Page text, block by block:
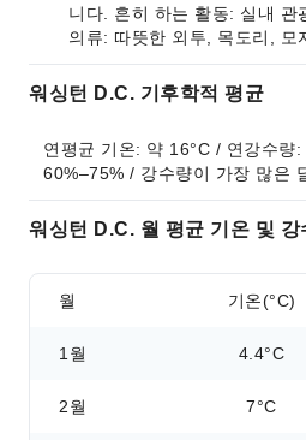
니다. 흔히 하는 활동: 실내 관
의류: 따뜻한 외투, 목도리, 모
워싱턴 D.C. 기후학적 평균
연평균 기온: 약 16°C / 연강수
60%–75% / 강수량이 가장 많은
워싱턴 D.C. 월 평균 기온 및 강
월 기온(°C)
1월 4.4°C
2월 7°C